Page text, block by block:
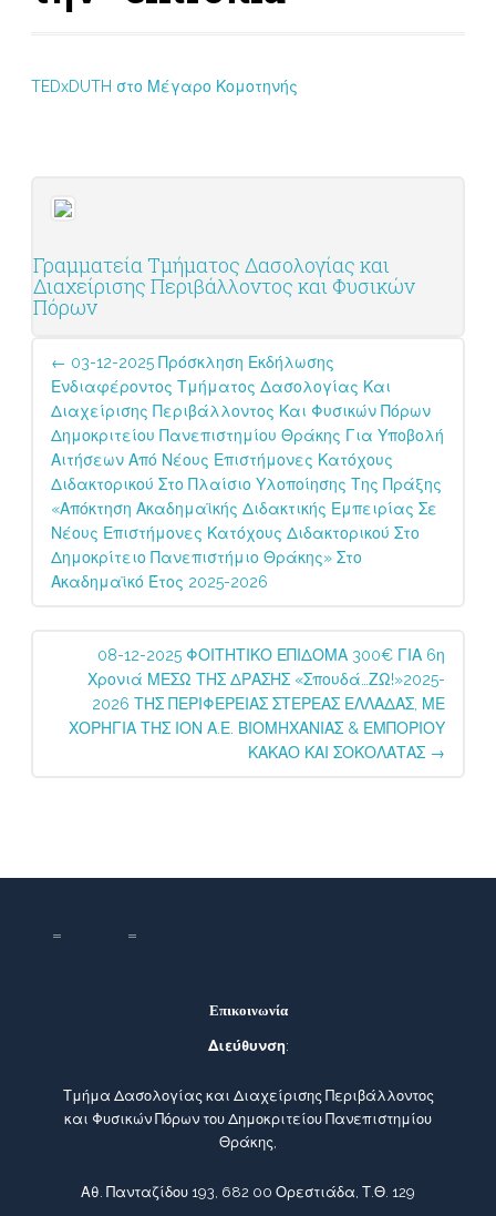
TEDxDUTH στο Μέγαρο Κομοτηνής
Γραμματεία Τμήματος Δασολογίας και
Διαχείρισης Περιβάλλοντος και Φυσικών
Πόρων
Post
navigation
← 03-12-2025 Πρόσκληση Εκδήλωσης
Ενδιαφέροντος Τμήματος Δασολογίας Και
Διαχείρισης Περιβάλλοντος Και Φυσικών Πόρων
Δημοκριτείου Πανεπιστημίου Θράκης Για Υποβολή
Αιτήσεων Από Νέους Επιστήμονες Κατόχους
Διδακτορικού Στο Πλαίσιο Υλοποίησης Της Πράξης
«Απόκτηση Ακαδημαϊκής Διδακτικής Εμπειρίας Σε
Νέους Επιστήμονες Κατόχους Διδακτορικού Στο
Δημοκρίτειο Πανεπιστήμιο Θράκης» Στο
Ακαδημαϊκό Έτος 2025-2026
08-12-2025 ΦΟΙΤΗΤΙΚΟ ΕΠΙΔΟΜΑ 300€ ΓΙΑ 6η
Χρονιά ΜΕΣΩ ΤΗΣ ΔΡΑΣΗΣ «σπουδά…ΖΩ!»2025-
2026 ΤΗΣ ΠΕΡΙΦΕΡΕΙΑΣ ΣΤΕΡΕΑΣ ΕΛΛΑΔΑΣ, ΜΕ
ΧΟΡΗΓΙΑ ΤΗΣ ΙΟΝ Α.Ε. ΒΙΟΜΗΧΑΝΙΑΣ & ΕΜΠΟΡΙΟΥ
ΚΑΚΑΟ ΚΑΙ ΣΟΚΟΛΑΤΑΣ →
Επικοινωνία
Διεύθυνση:
Τμήμα Δασολογίας και Διαχείρισης Περιβάλλοντος
και Φυσικών Πόρων του Δημοκριτείου Πανεπιστημίου
Θράκης,
Αθ. Πανταζίδου 193, 682 00 Ορεστιάδα, Τ.Θ. 129